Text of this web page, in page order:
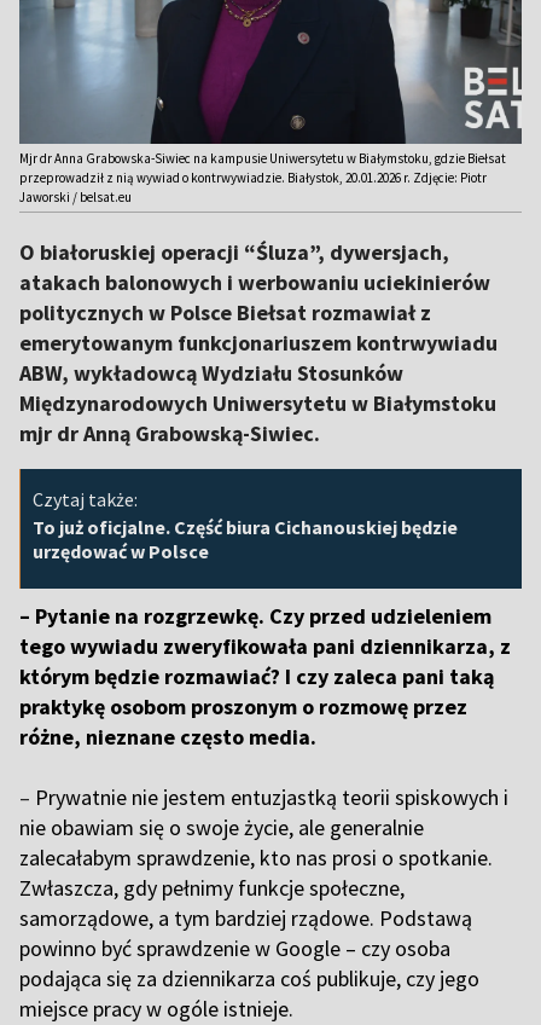
Mjr dr Anna Grabowska-Siwiec na kampusie Uniwersytetu w Białymstoku, gdzie Biełsat
przeprowadził z nią wywiad o kontrwywiadzie. Białystok, 20.01.2026 r. Zdjęcie: Piotr
Jaworski / belsat.eu
O białoruskiej operacji “Śluza”, dywersjach,
atakach balonowych i werbowaniu uciekinierów
politycznych w Polsce Biełsat rozmawiał z
emerytowanym funkcjonariuszem kontrwywiadu
ABW, wykładowcą Wydziału Stosunków
Międzynarodowych Uniwersytetu w Białymstoku
mjr dr Anną Grabowską-Siwiec.
Czytaj także:
To już oficjalne. Część biura Cichanouskiej będzie
urzędować w Polsce
– Pytanie na rozgrzewkę. Czy przed udzieleniem
tego wywiadu zweryfikowała pani dziennikarza, z
którym będzie rozmawiać? I czy zaleca pani taką
praktykę osobom proszonym o rozmowę przez
różne, nieznane często media.
– Prywatnie nie jestem entuzjastką teorii spiskowych i
nie obawiam się o swoje życie, ale generalnie
zalecałabym sprawdzenie, kto nas prosi o spotkanie.
Zwłaszcza, gdy pełnimy funkcje społeczne,
samorządowe, a tym bardziej rządowe. Podstawą
powinno być sprawdzenie w Google – czy osoba
podająca się za dziennikarza coś publikuje, czy jego
miejsce pracy w ogóle istnieje.